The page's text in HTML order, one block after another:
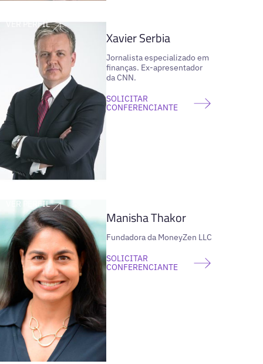
VER PERFIL
Xavier Serbia
Jornalista especializado em
finanças. Ex-apresentador
da CNN.
SOLICITAR
CONFERENCIANTE
VER PERFIL
Manisha Thakor
Fundadora da MoneyZen LLC
SOLICITAR
CONFERENCIANTE